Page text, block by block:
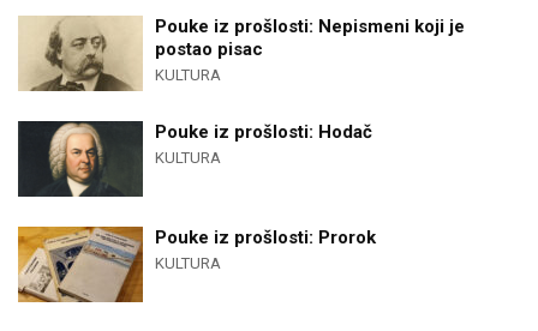
Pouke iz prošlosti: Nepismeni koji je
postao pisac
KULTURA
Pouke iz prošlosti: Hodač
KULTURA
Pouke iz prošlosti: Prorok
KULTURA